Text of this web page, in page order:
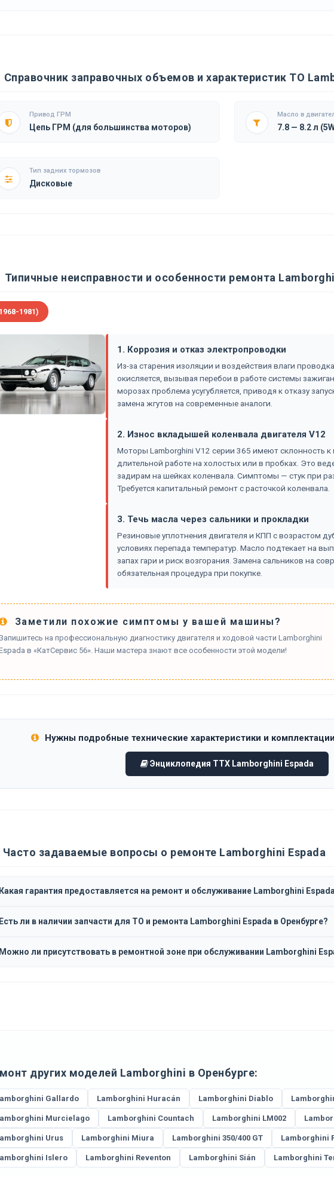
Справочник заправочных объемов и характеристик ТО
Привод ГРМ
Цепь ГРМ (для большинства моторов)
Масло в
7.8 — 8.2 л
Тип задних тормозов
Дисковые
Типичные неисправности и особенности ремонта
1981)
1. Коррозия и отказ электропроводки
Из-за старения изоляции и воздействия влаги
окисляется, вызывая перебои в работе системы
морозах проблема усугубляется, приводя к отказу
замена жгутов на современные аналоги.
2. Износ вкладышей коленвала двигателя V12
Моторы Lamborghini V12 серии 365 имеют склонность
длительной работе на холостых или в пробках. Это
задирам на шейках коленвала. Симптомы — стук при
Требуется капитальный ремонт с расточкой коленвала.
3. Течь масла через сальники и прокладки
Резиновые уплотнения двигателя и КПП с возрастом
условиях перепада температур. Масло подтекает на
запах гари и риск возгорания. Замена сальников на
обязательная процедура при покупке.
Заметили похожие симптомы у вашей машины?
на профессиональную диагностику двигателя и ходовой части Lamborghini
в «КатСервис 56». Наши мастера знают все особенности этой модели!
Нужны подробные технические характеристики и
Энциклопедия ТТХ Lamborghini Espada
Часто задаваемые вопросы о ремонте Lamborghini Espada
гарантия предоставляется на ремонт и обслуживание Lamborghini
ли в наличии запчасти для ТО и ремонта Lamborghini Espada в Оренбурге?
ли присутствовать в ремонтной зоне при обслуживании Lamborghini
других моделей Lamborghini в Оренбурге:
Gallardo Lamborghini Huracán Lamborghini Diablo
Murcielago Lamborghini Countach Lamborghini LM002
Urus Lamborghini Miura Lamborghini 350/400 GT Lamborghini
Islero Lamborghini Reventon Lamborghini Sián Lamborghini